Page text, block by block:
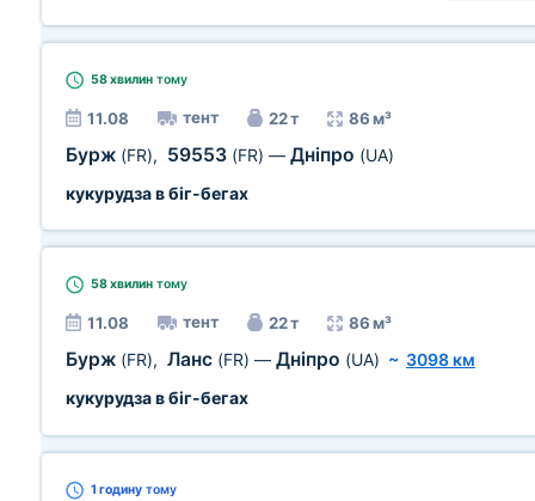
58 хвилин тому
11.08 тент 22 т 86 м³
Бурж (FR), 59553 (FR) — Дніпро (UA)
кукурудза в біг-бегах
58 хвилин тому
11.08 тент 22 т 86 м³
Бурж (FR), Ланс (FR) — Дніпро (UA) ~ 3098 км
кукурудза в біг-бегах
1 годину тому